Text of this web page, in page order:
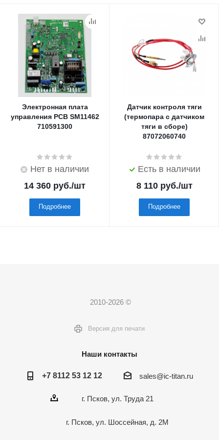
Электронная плата
управления PCB SM11462
710591300
Нет в наличии
14 360 руб./шт
Подробнее
Датчик контроля тяги
(термопара с датчиком
тяги в сборе)
87072060740
Есть в наличии
8 110руб./шт
Подробнее
2010-2026 ©
Версия для печати
Наши контакты
+7 8112 53 12 12 sales@ic-titan.ru
г. Псков, ул. Труда 21
г. Псков, ул. Шоссейная, д. 2М